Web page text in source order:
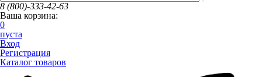
8 (800)-333-42-63
Ваша корзина:
0
пуста
Вход
Регистрация
Каталог товаров